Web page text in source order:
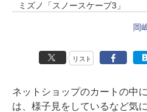
ミズノ「スノースケープ3」
岡
リスト
ネットショップのカートの中
は、様子見をしているなど気